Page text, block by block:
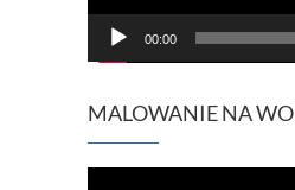
00:00
MALOWANIE NA